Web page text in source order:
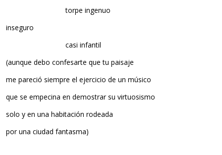
torpe ingenuo
inseguro
casi infantil
(aunque debo confesarte que tu paisaje
me pareció siempre el ejercicio de un músico
que se empecina en demostrar su virtuosismo
solo y en una habitación rodeada
por una ciudad fantasma)